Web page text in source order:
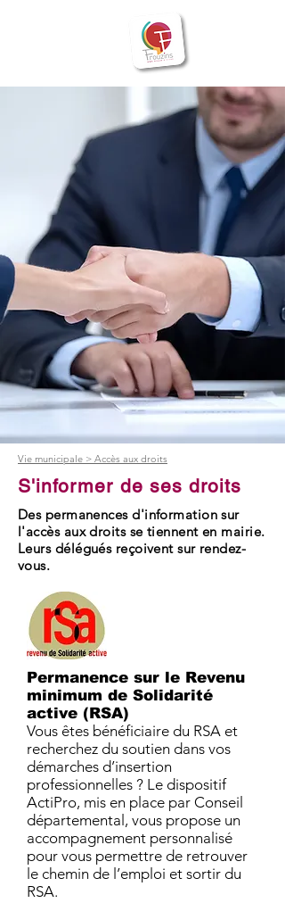
Vie municipale > Accès aux droits
S'informer de ses droits
Des permanences d'information sur
l'accès aux droits se tiennent en mairie.
Leurs délégués reçoivent sur rendez-
vous.
Permanence sur le Revenu
minimum de Solidarité
active (RSA)
Vous êtes bénéficiaire du RSA et
recherchez du soutien dans vos
démarches d’insertion
professionnelles ? Le dispositif
ActiPro, mis en place par Conseil
départemental, vous propose un
accompagnement personnalisé
pour vous permettre de retrouver
le chemin de l’emploi et sortir du
RSA.